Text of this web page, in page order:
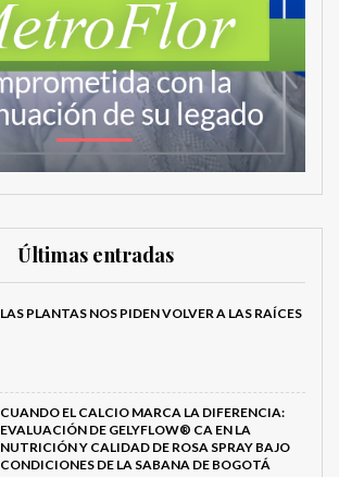
Últimas entradas
LAS PLANTAS NOS PIDEN VOLVER A LAS RAÍCES
CUANDO EL CALCIO MARCA LA DIFERENCIA:
EVALUACIÓN DE GELYFLOW® CA EN LA
NUTRICIÓN Y CALIDAD DE ROSA SPRAY BAJO
CONDICIONES DE LA SABANA DE BOGOTÁ